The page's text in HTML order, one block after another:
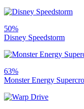
50%
Disney Speedstorm
63%
Monster Energy